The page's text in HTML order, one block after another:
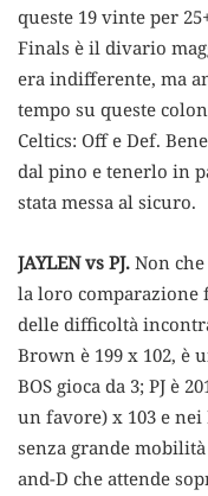
queste 19 vinte per
Finals è il divario
era indifferente, ma
tempo su queste
Celtics: Off e Def.
dal pino e tenerlo in
stata messa al sicuro.
JAYLEN vs PJ. Non
la loro comparazione
delle difficoltà
Brown è 199 x 102, è
BOS gioca da 3; PJ è
un favore) x 103 e nei
senza grande
and-D che attende